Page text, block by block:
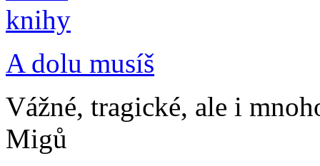
A dolu musíš
Vážné, tragické, ale i
Migů